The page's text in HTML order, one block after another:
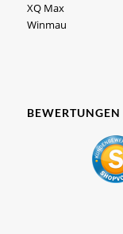
XQ Max
Winmau
BEWERTUNGEN